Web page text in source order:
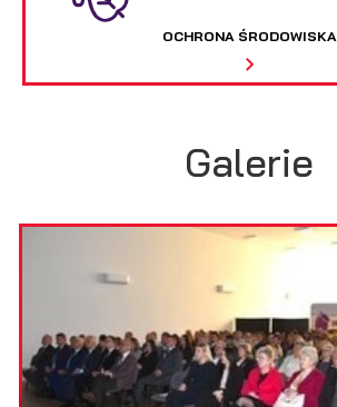
OCHRONA ŚRODOWISKA
Galerie